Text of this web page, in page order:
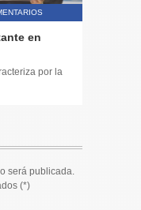
en
por la
será publicada.
(*)